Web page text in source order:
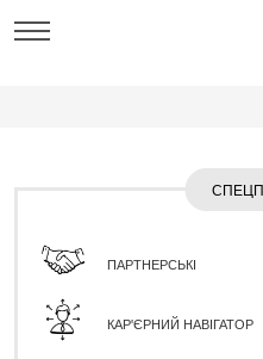
ПАРТНЕРСЬКІ
КАР'ЄРНИЙ НАВІГАТОР